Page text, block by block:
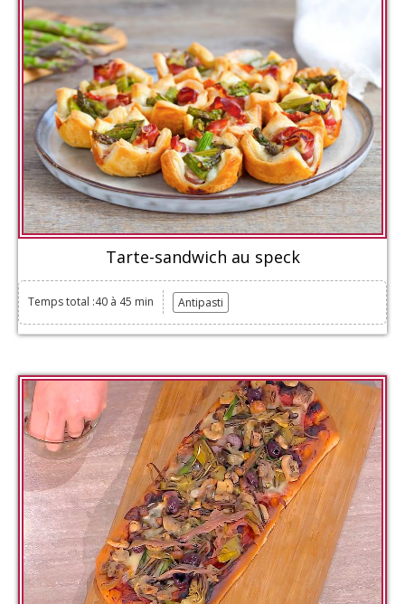
Tarte-sandwich au speck
Temps total :40 à 45 min Antipasti